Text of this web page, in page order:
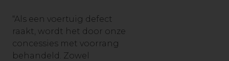
“Als een voertuig defect
raakt, wordt het door onze
concessies met voorrang
behandeld. Zowel